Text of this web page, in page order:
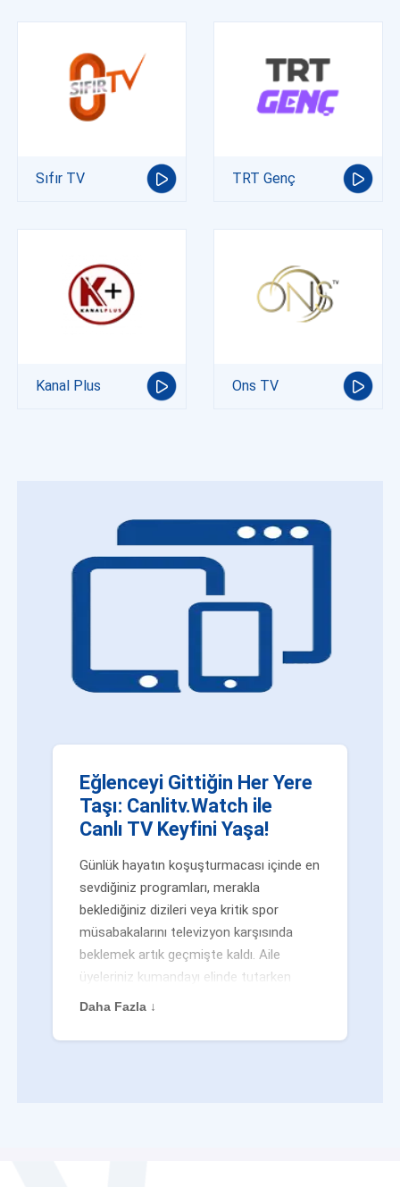
Sıfır TV TRT Genç
Kanal Plus Ons TV
Eğlenceyi Gittiğin Her Yere
Taşı: Canlitv.Watch ile
Canlı TV Keyfini Yaşa!
Günlük hayatın koşuşturmacası içinde en
sevdiğiniz programları, merakla
beklediğiniz dizileri veya kritik spor
müsabakalarını televizyon karşısında
beklemek artık geçmişte kaldı. Aile
üyeleriniz kumandayı elinde tutarken
veya siz evden uzaktayken bile
değilsiniz. Geleneksel yayıncılığın
Daha Fazla ↓